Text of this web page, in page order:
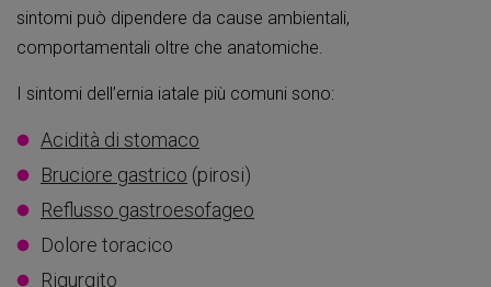
sintomi può dipendere da cause ambientali,
comportamentali oltre che anatomiche.
I sintomi dell’ernia iatale più comuni sono:
Acidità di stomaco
Bruciore gastrico (pirosi)
Reflusso gastroesofageo
Dolore toracico
Rigurgito